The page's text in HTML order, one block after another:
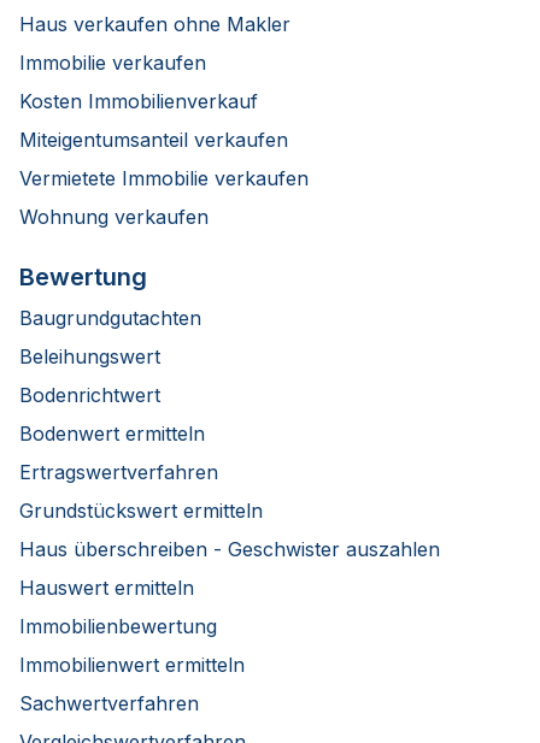
Haus verkaufen ohne Makler
Immobilie verkaufen
Kosten Immobilienverkauf
Miteigentumsanteil verkaufen
Vermietete Immobilie verkaufen
Wohnung verkaufen
Bewertung
Baugrundgutachten
Beleihungswert
Bodenrichtwert
Bodenwert ermitteln
Ertragswertverfahren
Grundstückswert ermitteln
Haus überschreiben - Geschwister auszahlen
Hauswert ermitteln
Immobilienbewertung
Immobilienwert ermitteln
Sachwertverfahren